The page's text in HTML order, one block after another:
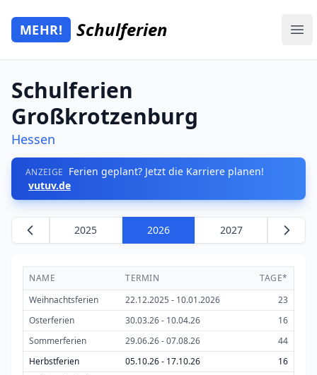
Zum Hauptinhalt springen
Mehr Schulferien
MEHR! Schulferien
Schulferien
Großkrotzenburg
Hessen
ANZEIGE Ferien geplant? Jetzt die Karriere planen!
vutuv.de
2025 2026 2027
NAME TERMIN
TAGE*
Weihnachtsferien
22.12.2025 - 10.01.2026
23
Osterferien
30.03.26 - 10.04.26
16
Sommerferien
29.06.26 - 07.08.26
44
Herbstferien
05.10.26 - 17.10.26
16